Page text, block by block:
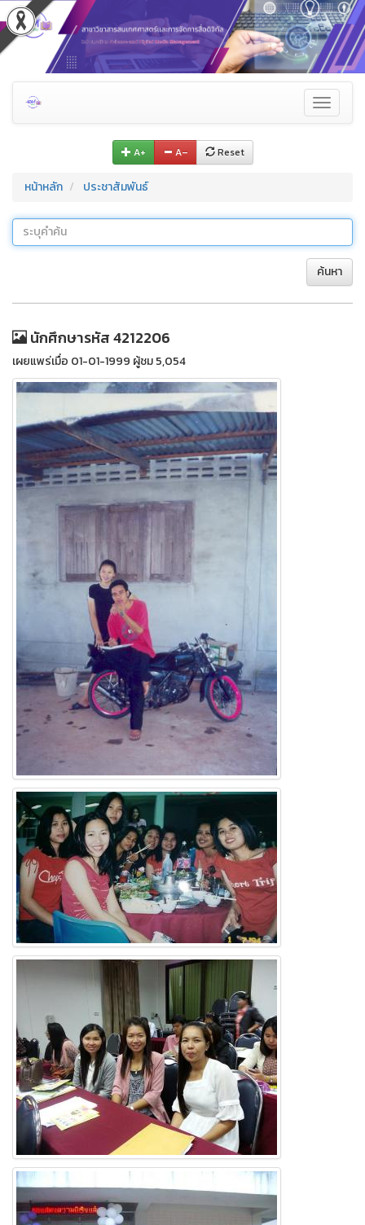
Toggle
A+ A– Reset
หน้าหลัก ประชาสัมพันธ์
ค้นหา
นักศึกษารหัส 4212206
เผยแพร่เมื่อ 01-01-1999 ผู้ชม 5,054